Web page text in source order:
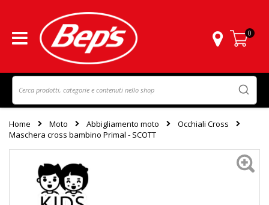
Carrello
0
Home Moto Abbigliamento moto
Occhiali Cross
Maschera cross bambino Primal - SCOTT